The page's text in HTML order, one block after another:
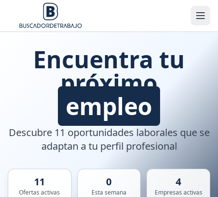
Encuentra tu
próximo
empleo
Descubre 11 oportunidades laborales que se
adaptan a tu perfil profesional
11
Ofertas activas
0
Esta semana
4
Empresas activas